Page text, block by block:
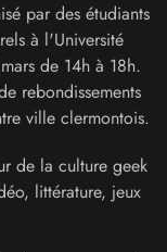
par des étudiants
à l'Université
de 14h à 18h.
rebondissements
ville clermontois.
de la culture geek
littérature, jeux